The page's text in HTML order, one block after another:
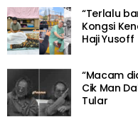
“Terlalu
Kongsi
Haji Yusoff
“Macam
Cik Man
Tular